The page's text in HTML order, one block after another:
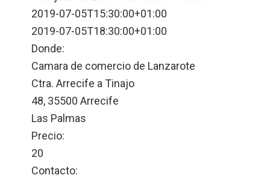
Google Maps correctamente.
¿Eres el propietario de este sitio
web?
2019-07-05T15:30:00+01:00
2019-07-05T18:30:00+01:00
Donde:
Camara de comercio de Lanzarote
Ctra. Arrecife a Tinajo
48, 35500 Arrecife
Las Palmas
Precio:
20
Contacto: